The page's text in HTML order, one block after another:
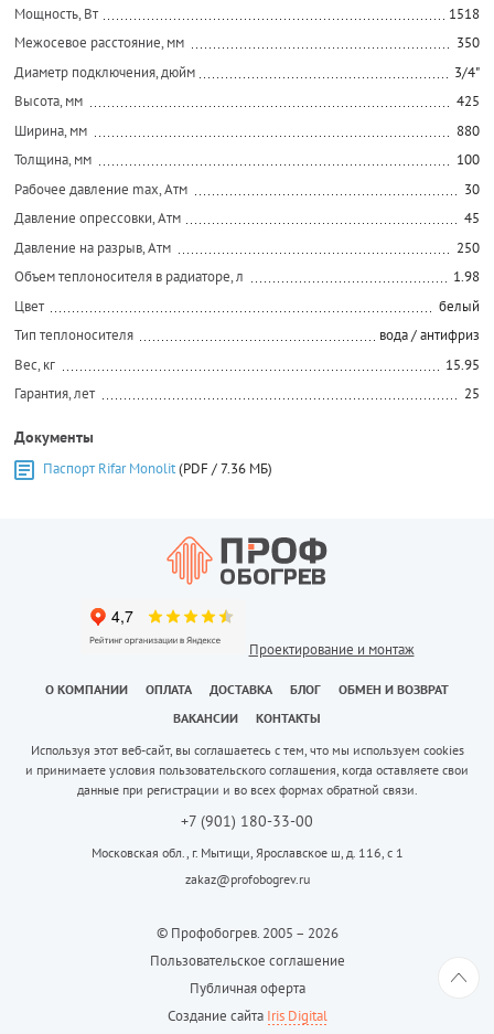
Мощность, Вт
1518
Межосевое расстояние, мм
350
Диаметр подключения, дюйм
3/4"
Высота, мм
425
Ширина, мм
880
Толщина, мм
100
Рабочее давление max, Атм
30
Давление опрессовки, Атм
45
Давление на разрыв, Атм
250
Объем теплоносителя в радиаторе, л
1.98
Цвет
белый
Тип теплоносителя
вода / антифриз
Вес, кг
15.95
Гарантия, лет
25
Документы
Паспорт Rifar Monolit(PDF / 7.36 МБ)
Проектирование и монтаж
О КОМПАНИИ ОПЛАТА ДОСТАВКА БЛОГ
ОБМЕН И ВОЗВРАТ
ВАКАНСИИ
КОНТАКТЫ
Используя этот веб-сайт, вы соглашаетесь с тем, что мы используем cookies
и принимаете условия пользовательского соглашения, когда оставляете свои
данные при регистрации и во всех формах обратной связи.
+7 (901) 180-33-00
Московская обл., г. Мытищи, Ярославское ш, д. 116, с 1
zakaz@profobogrev.ru
© Профобогрев. 2005 – 2026
Пользовательское соглашение
Публичная оферта
Создание сайта Iris Digital